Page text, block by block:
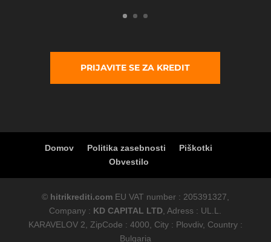
PRIJAVITE SE ZA KREDIT
Domov Politika zasebnosti
Piškotki
Obvestilo
© hitrikrediti.comEU VAT number : 205391327,
Company : KD CAPITAL LTD , Adress : UL.L.
KARAVELOV 2, ZipCode : 4000, City : Plovdiv, Country :
Bulgaria